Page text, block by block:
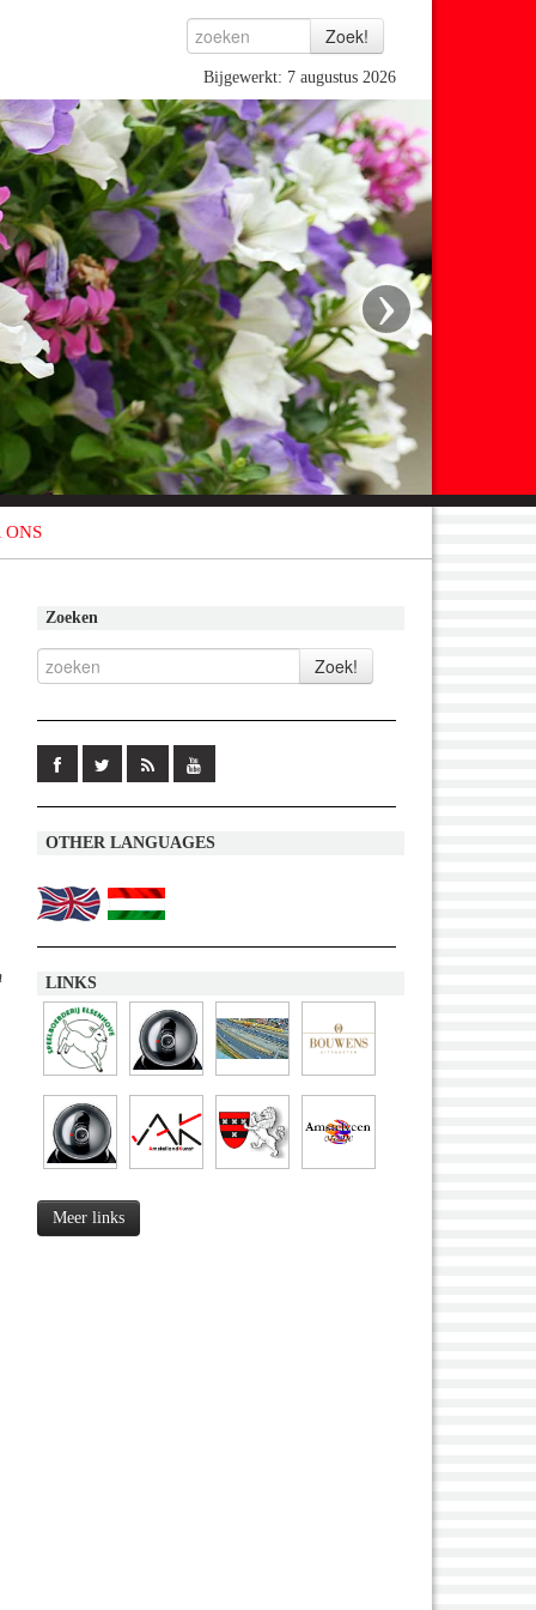
Bijgewerkt: 7 augustus 2026
›
ONS
Zoeken
OTHER LANGUAGES
LINKS
Meer links